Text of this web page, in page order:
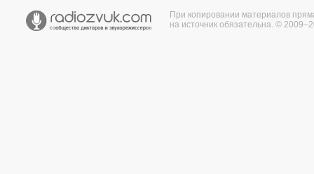
При копировании материалов
на источник обязательна. ©